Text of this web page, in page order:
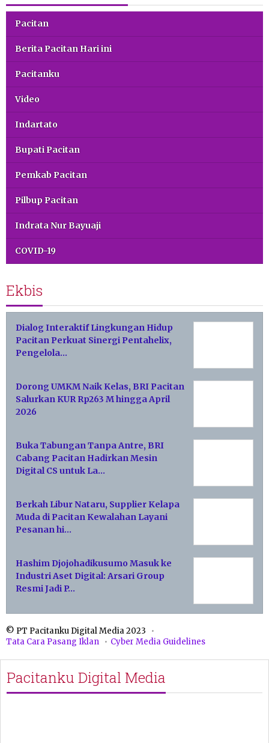
Pacitan
Berita Pacitan Hari ini
Pacitanku
Video
Indartato
Bupati Pacitan
Pemkab Pacitan
Pilbup Pacitan
Indrata Nur Bayuaji
COVID-19
Ekbis
Dialog Interaktif Lingkungan Hidup
Pacitan Perkuat Sinergi Pentahelix,
Pengelola…
Dorong UMKM Naik Kelas, BRI Pacitan
Salurkan KUR Rp263 M hingga April
2026
Buka Tabungan Tanpa Antre, BRI
Cabang Pacitan Hadirkan Mesin
Digital CS untuk La…
Berkah Libur Nataru, Supplier Kelapa
Muda di Pacitan Kewalahan Layani
Pesanan hi…
Hashim Djojohadikusumo Masuk ke
Industri Aset Digital: Arsari Group
Resmi Jadi P…
© PT Pacitanku Digital Media 2023
Tata Cara Pasang Iklan
Cyber Media Guidelines
Pacitanku Digital Media